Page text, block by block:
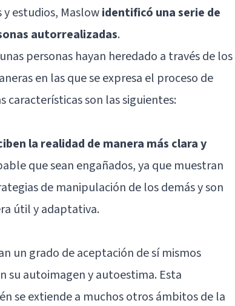
estudios, Maslowidentificó una serie de
autorrealizadas.
personas hayan heredado a través de los
en las que se expresa el proceso de
características son las siguientes:
la realidad de manera más clara y
que sean engañados, ya que muestran
de manipulación de los demás y son
útil y adaptativa.
un grado de aceptación de sí mismos
su autoimagen yautoestima. Esta
se extiende a muchos otros ámbitos de la